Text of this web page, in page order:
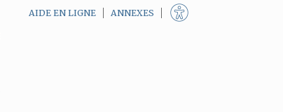
AIDE EN LIGNE ANNEXES